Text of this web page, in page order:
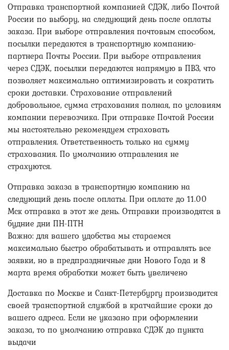
Отправка транспортной компанией СДЭК, либо Почтой
России по выбору, на следующий день после оплаты
заказа. При выборе отправления почтовым способом,
посылки передаются в транспортную компанию-
партнера Почты России. При выборе отправления
через СДЭК, посылки передаются напрямую в ПВЗ, что
позволяет максимально оптимизировать и сократить
сроки доставки. Страхование отправлений
добровольное, сумма страхования полная, по условиям
компании перевозчика. При отправке Почтой России
мы настоятельно рекомендуем страховать
отправления. Ответственность только на сумму
страхования. По умолчанию отправления не
страхуются.
Отправка заказа в транспортную компанию на
следующий день после оплаты. При оплате до 11.00
Мск отправка в этот же день. Отправки производятся в
будние дни ПН-ПТН
Важно: для вашего удобства мы стараемся
максимально быстро обрабатывать и отправлять все
заявки, но в предпраздничные дни Нового Года и 8
марта время обработки может быть увеличено
Доставка по Москве и Санкт-Петербургу производится
своей транспортной службой в кратчайшие сроки до
вашего адреса. Если не указано при оформлении
заказа, то по умолчанию отправка СДЭК до пункта
выдачи